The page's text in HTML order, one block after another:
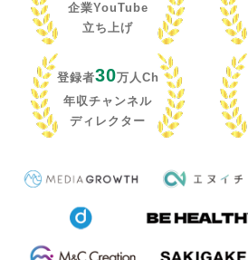
企業YouTube
立ち上げ
登録者30万人Ch
年収チャンネル
ディレクター